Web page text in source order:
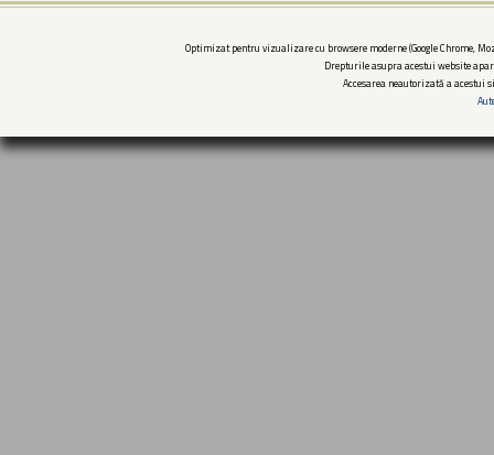
Optimizat pentru vizualizare cu browsere moderne (Google Chrome,
Drepturile asupra acestui website
Accesarea neautorizată a acestui